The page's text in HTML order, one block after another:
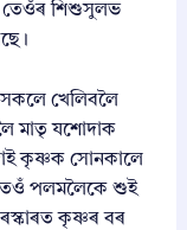
তেওঁৰ শিশুসুলভ
খেলিবলৈ
মাতৃ যশোদাক
কৃষ্ণক সোনকালে
পলমলৈকে শুই
কৃষ্ণৰ বৰ